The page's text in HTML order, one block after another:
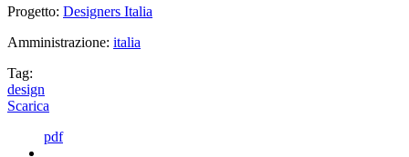
Progetto: Designers Italia
Amministrazione: italia
Tag:
design
Scarica
pdf